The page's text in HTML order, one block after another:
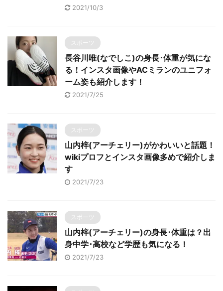
2021/10/3
スポーツ
長谷川唯(なでしこ)の身長･体重が気にな
る！インスタ画像やACミランのユニフォ
ーム姿も紹介します！
2021/7/25
スポーツ
山内梓(アーチェリー)がかわいいと話題！
wikiプロフとインスタ画像多めで紹介しま
す
2021/7/23
スポーツ
山内梓(アーチェリー)の身長･体重は？出
身中学･高校など学歴も気になる！
2021/7/23